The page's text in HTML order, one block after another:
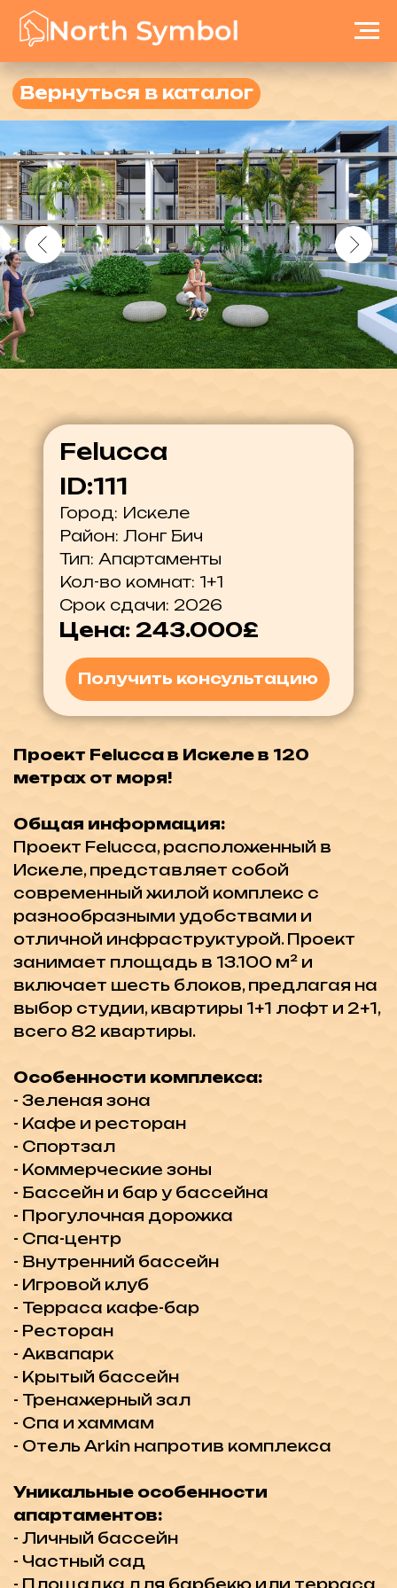
Felucca
ID:111
Цена: 243.000£
Вернуться в каталог
Город: Искеле
Кол-во комнат: 1+1
Срок сдачи: 2026
Проект Felucca в Искеле в 120
метрах от моря!
Общая информация:
Проект Felucca, расположенный в
Искеле, представляет собой
современный жилой комплекс с
отличной инфраструктурой. Проект
занимает площадь в 13.100 м² и
включает шесть блоков, предлагая на
выбор студии, квартиры 1+1 лофт и 2+1,
Особенности комплекса:
- Зеленая зона
- Спортзал
- Коммерческие зоны
- Бассейн и бар у бассейна
- Прогулочная дорожка
- Внутренний бассейн
- Игровой клуб
- Терраса кафе-бар
- Аквапарк
- Крытый бассейн
- Тренажерный зал
- Спа и хаммам
- Отель Arkin напротив комплекса
апартаментов:
- Личный бассейн
- Частный сад
- Площадка для барбекю или терраса
с потрясающим видом на море
План оплаты:
до завершения строительства в июне
2026 году, остаток в рассрочку после
получения ключей на 24 месяца!
Проект Felucca идеально подходит
для тех, кто ищет комфортное и
современное жилье в Искеле с
множеством удобств и
великолепными видами. Станьте
владельцем квартиры до
повышения цен!
-5 минут до 5* отелей
-8 минут до школы-колледжа ESK
-0 минут до Центра Кирении
-60 минут до Аэропорта Ercan
собственником в этом невероятном
комплексе, где роскошь и комфорт
сочетаются с великолепными видами
и удобствами. Оставьте заявку и
получите бесплатную консультацию, а
так же подборку лучших
Получить консультацию